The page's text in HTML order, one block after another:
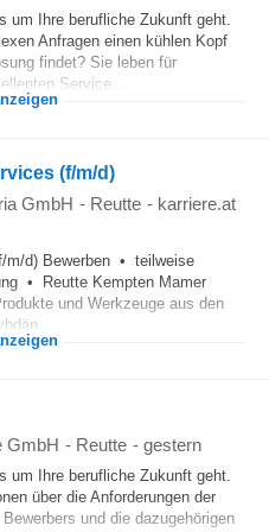
um Ihre berufliche Zukunft geht.
Anfragen einen kühlen Kopf
findet? Sie leben für
Service...
(f/m/d)
GmbH - Reutte - karriere.at
m/d) Bewerben • teilweise
• Reutte Kempten Mamer
und Werkzeuge aus den
GmbH - Reutte - gestern
um Ihre berufliche Zukunft geht.
über die Anforderungen der
und die dazugehörigen